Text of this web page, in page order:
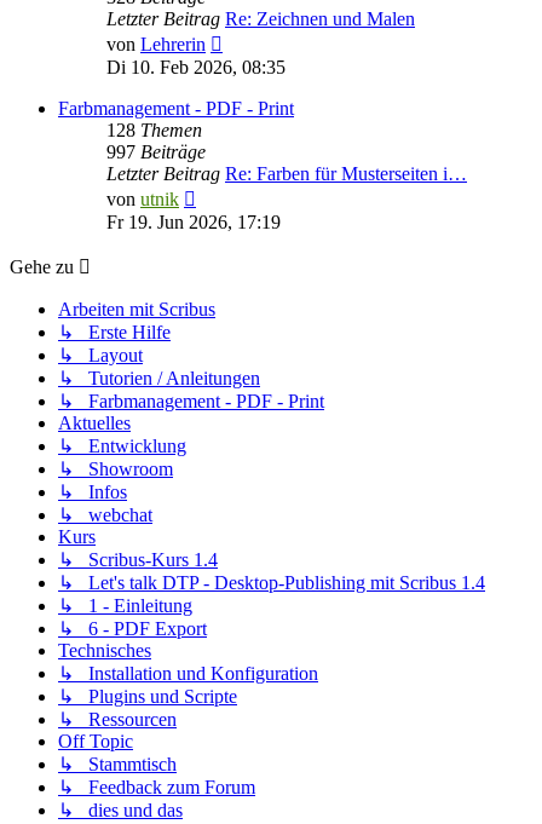
Letzter Beitrag Re: Zeichnen und Malen
von Lehrerin
Beitrag
Di 10. Feb 2026, 08:35
Farbmanagement - PDF - Print
128 Themen
997 Beiträge
Letzter Beitrag Re: Farben für Musterseiten i…
von utnik
Beitrag
Fr 19. Jun 2026, 17:19
Gehe zu
Arbeiten mit Scribus
↳ Erste Hilfe
↳ Layout
↳ Tutorien / Anleitungen
↳ Farbmanagement - PDF - Print
Aktuelles
↳ Entwicklung
↳ Showroom
↳ Infos
↳ webchat
Kurs
↳ Scribus-Kurs 1.4
↳ Let's talk DTP - Desktop-Publishing mit Scribus 1.4
↳ 1 - Einleitung
↳ 6 - PDF Export
Technisches
↳ Installation und Konfiguration
↳ Plugins und Scripte
↳ Ressourcen
Off Topic
↳ Stammtisch
↳ Feedback zum Forum
↳ dies und das